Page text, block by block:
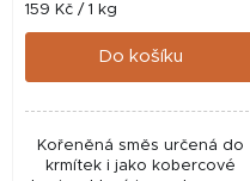
Měrná
cena:
159 Kč / 1 kg
Do košíku
Kořeněná směs určená do
krmítek i jako kobercové